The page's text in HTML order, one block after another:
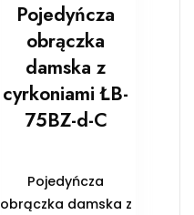
Pojedyńcza
obrączka
damska z
cyrkoniami ŁB-
75BZ-d-C
Pojedyńcza
obrączka damska z